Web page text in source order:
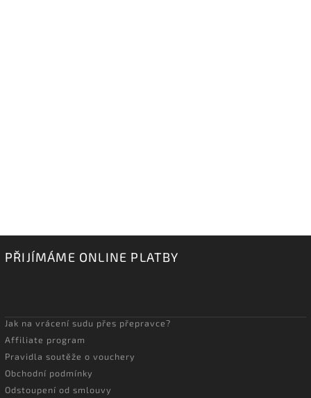
PŘIJÍMÁME ONLINE PLATBY
Jak na vrácení sudu přes přepravce?
Affiliate program
Pravidla soutěže o vouchery
Obchodní podmínky
Odstoupení od smlouvy